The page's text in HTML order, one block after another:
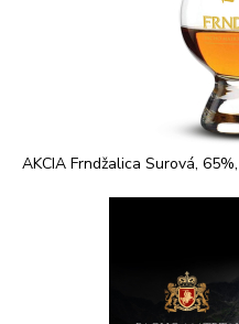
AKCIA Frndžalica Surová,